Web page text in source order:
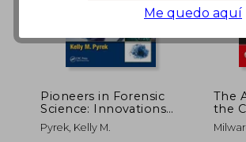
$ 20.82 dcto. $ 277.11
Pioneers in Forensic
Science: Innovations
and Issues in Practice
(en Inglés)
Pyrek, Kelly M.
The
the
of
Me quedo aquí